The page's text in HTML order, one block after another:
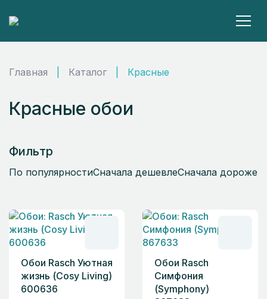
Главная Каталог Красные
Красные обои
Фильтр
По популярностиСначала дешевлеСначала дороже
Обои Rasch Уютная
жизнь (Cosy Living)
600636
Обои Rasch
Симфония
(Symphony)